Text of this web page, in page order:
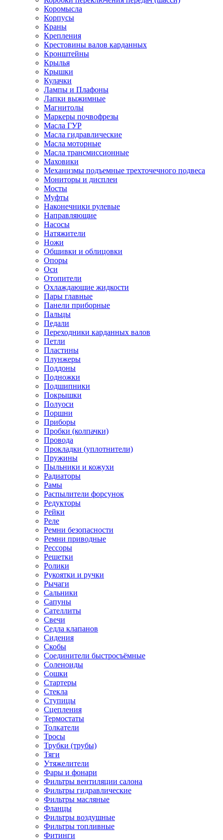
Коромысла
Корпусы
Краны
Крепления
Крестовины валов карданных
Кронштейны
Крылья
Крышки
Кулачки
Лампы и Плафоны
Лапки выжимные
Магнитолы
Маркеры почвофрезы
Масла ГУР
Масла гидравлические
Масла моторные
Масла трансмиссионные
Маховики
Механизмы подъемные трехточечного подвеса
Мониторы и дисплеи
Мосты
Муфты
Наконечники рулевые
Направляющие
Насосы
Натяжители
Ножи
Обшивки и облицовки
Опоры
Оси
Отопители
Охлаждающие жидкости
Пары главные
Панели приборные
Пальцы
Педали
Переходники карданных валов
Петли
Пластины
Плунжеры
Поддоны
Подножки
Подшипники
Покрышки
Полуоси
Поршни
Приборы
Пробки (колпачки)
Провода
Прокладки (уплотнители)
Пружины
Пыльники и кожухи
Радиаторы
Рамы
Распылители форсунок
Редукторы
Рейки
Реле
Ремни безопасности
Ремни приводные
Рессоры
Решетки
Ролики
Рукоятки и ручки
Рычаги
Сальники
Сапуны
Сателлиты
Свечи
Седла клапанов
Сидения
Скобы
Соединители быстросъёмные
Соленоиды
Сошки
Стартеры
Стекла
Ступицы
Сцепления
Термостаты
Толкатели
Тросы
Трубки (трубы)
Тяги
Утяжелители
Фары и фонари
Фильтры вентиляции салона
Фильтры гидравлические
Фильтры масляные
Фланцы
Фильтры воздушные
Фильтры топливные
Фитинги